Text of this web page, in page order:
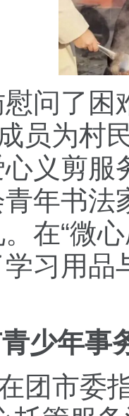
问了困
员为村
义剪服
年书法
在“微
习用
少年事
团市委